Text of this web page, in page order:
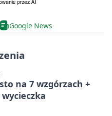
Google News
na 7 wzgórzach +
wycieczka